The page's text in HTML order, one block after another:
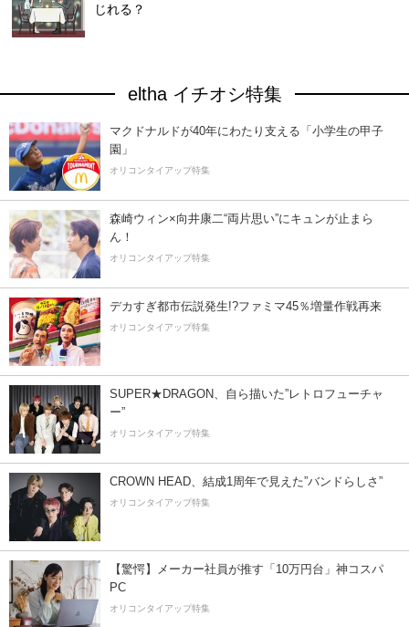
じれる？
eltha イチオシ特集
マクドナルドが40年にわたり支える「小学生の甲子
園」
オリコンタイアップ特集
森崎ウィン×向井康二“両片思い”にキュンが止まら
ん！
オリコンタイアップ特集
デカすぎ都市伝説発生!?ファミマ45％増量作戦再来
オリコンタイアップ特集
SUPER★DRAGON、自ら描いた”レトロフューチャ
ー”
オリコンタイアップ特集
CROWN HEAD、結成1周年で見えた”バンドらしさ”
オリコンタイアップ特集
【驚愕】メーカー社員が推す「10万円台」神コスパ
PC
オリコンタイアップ特集